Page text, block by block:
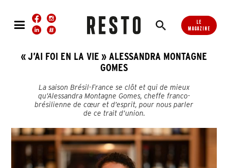
LE
MAGAZINE
« J’AI FOI EN LA VIE » ALESSANDRA MONTAGNE
GOMES
La saison Brésil-France se clôt et qui de mieux
qu’Alessandra Montagne Gomes, cheffe franco-
brésilienne de cœur et d’esprit, pour nous parler
de ce trait d’union.